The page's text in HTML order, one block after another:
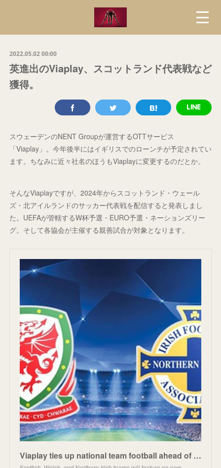
2022.05.02 00:00
英進出のViaplay、スコットランド代表戦など
獲得。
スウェーデンのNENT Groupが運営するOTTサービス
「Viaplay」。今年後半にはイギリスでのローンチが予定されてい
ます。ちなみに近々社名のほうもViaplayに変更するのだとか。
そんなViaplayですが、2024年からスコットランド・ウェール
ズ・北アイルランドのサッカー代表戦を配信すると発表しまし
た。UEFAが管轄するW杯予選・EURO予選・ネーションズリー
グ。そして各協会が主催する親善試合が対象となります。
Viaplay ties up national team football ahead of UK launch